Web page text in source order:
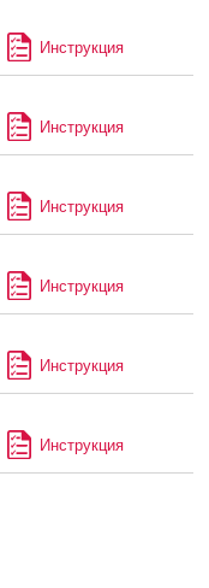
Инструкция
Инструкция
Инструкция
Инструкция
Инструкция
Инструкция